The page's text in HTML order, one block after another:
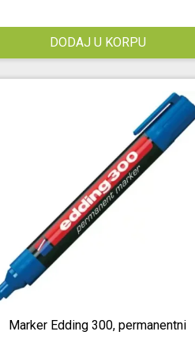
DODAJ U KORPU
Marker Edding 300, permanentni